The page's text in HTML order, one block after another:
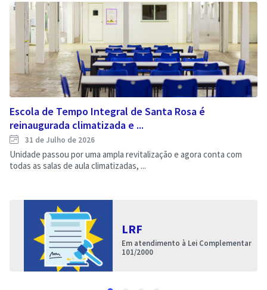
Escola de Tempo Integral de Santa Rosa é
reinaugurada climatizada e ...
31 de Julho de 2026
Unidade passou por uma ampla revitalização e agora conta com
todas as salas de aula climatizadas, ...
LRF
Em atendimento à Lei Complementar
101/2000